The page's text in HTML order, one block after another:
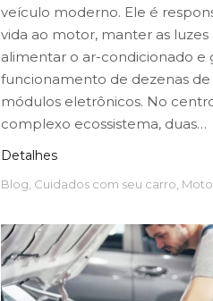
veículo moderno. Ele é
vida ao motor, manter as luzes
alimentar o ar-condicionado e
funcionamento de dezenas de
módulos eletrônicos. No
complexo ecossistema, duas…
Detalhes
Blog, Cuidados com seu carro,